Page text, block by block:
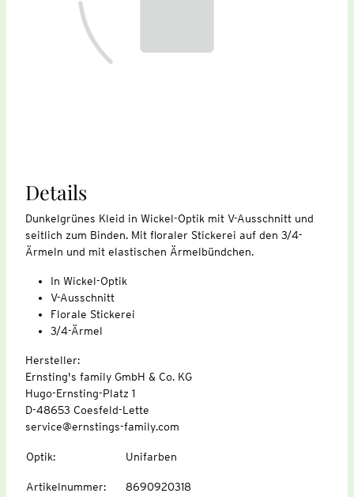
Details
Dunkelgrünes Kleid in Wickel-Optik mit V-Ausschnitt und
seitlich zum Binden. Mit floraler Stickerei auf den 3/4-
Ärmeln und mit elastischen Ärmelbündchen.
In Wickel-Optik
V-Ausschnitt
Florale Stickerei
3/4-Ärmel
Hersteller:
Ernsting's family GmbH & Co. KG
Hugo-Ernsting-Platz 1
D-48653 Coesfeld-Lette
service@ernstings-family.com
Optik: Unifarben
Artikelnummer: 8690920318